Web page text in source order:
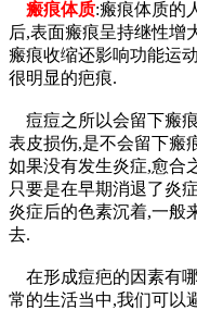
瘢痕体质:瘢痕体质的
后,表面瘢痕呈持继性增
瘢痕收缩还影响功能运
很明显的疤痕.
痘痘之所以会留下瘢
表皮损伤,是不会留下瘢
如果没有发生炎症,愈合
只要是在早期消退了炎
炎症后的色素沉着,一般
去.
在形成痘疤的因素有
常的生活当中,我们可以